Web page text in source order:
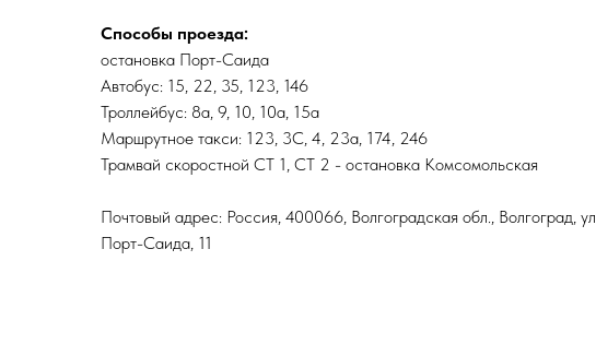
Способы проезда:
остановка Порт-Саида
Автобус: 15, 22, 35, 123, 146
Троллейбус: 8а, 9, 10, 10а, 15а
Маршрутное такси: 123, 3С, 4, 23а, 174, 246
Трамвай скоростной СТ 1, СТ 2 - остановка Комсомольская
Почтовый адрес: Россия, 400066, Волгоградская обл., Волгоград, ул.
Порт-Саида, 11